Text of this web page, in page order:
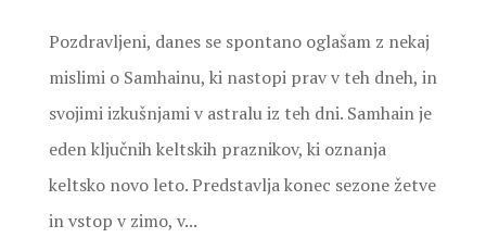
Pozdravljeni, danes se spontano oglašam z nekaj
mislimi o Samhainu, ki nastopi prav v teh dneh, in
svojimi izkušnjami v astralu iz teh dni. Samhain je
eden ključnih keltskih praznikov, ki oznanja
keltsko novo leto. Predstavlja konec sezone žetve
in vstop v zimo, v...